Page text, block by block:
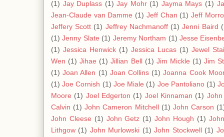
(1) Jay Duplass (1) Jay Mohr (1) Jayma Mays (1)
Jean-Claude van Damme (1) Jeff Chan (1) Jeff
Jeffery Scott (1) Jeffrey Nachmanoff (1) Jenni Baird
(1) Jenny Slate (1) Jeremy Northam (1) Jesse
(1) Jessica Henwick (1) Jessica Lucas (1) Jewel
Wen (1) Jihae (1) Jillian Bell (1) Jim Mickle (1) Jim
(1) Joan Allen (1) Joan Collins (1) Joanna Cook
(1) Joe Cornish (1) Joe Miale (1) Joe Pantoliano (1)
Moore (1) Joel Edgerton (1) Joel Kinnaman (1)
Calvin (1) John Cameron Mitchell (1) John Carson
John Cleese (1) John Getz (1) John Hough (1)
Lithgow (1) John Murlowski (1) John Stockwell (1)